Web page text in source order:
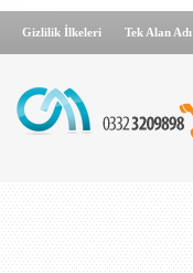
Gizlilik İlkeleri Tek Alan Adı